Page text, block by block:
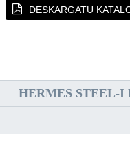
DESKARGATU
HERMES STEEL-I